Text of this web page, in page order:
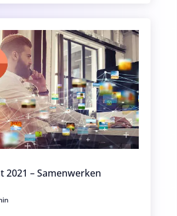
2021 – Samenwerken